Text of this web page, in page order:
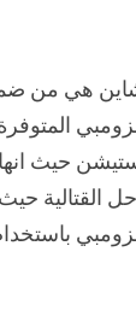
شاين هي من
ستيشن حيث
القتالية